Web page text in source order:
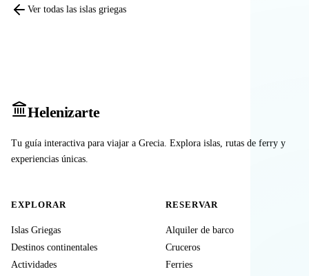
Ver todas las islas griegas
Helenizarte
Tu guía interactiva para viajar a Grecia. Explora islas, rutas de ferry y
experiencias únicas.
EXPLORAR
Islas Griegas
Destinos continentales
Actividades
RESERVAR
Alquiler de barco
Cruceros
Ferries